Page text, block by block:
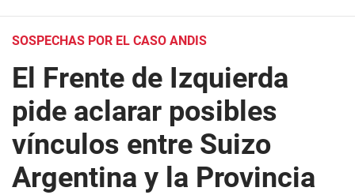
SOSPECHAS POR EL CASO ANDIS
El Frente de Izquierda
pide aclarar posibles
vínculos entre Suizo
Argentina y la Provincia